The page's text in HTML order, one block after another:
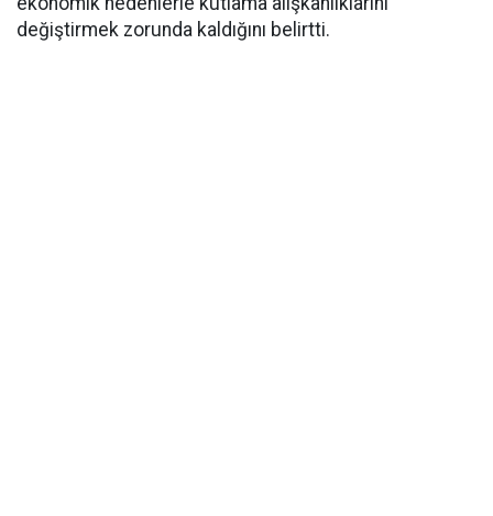
değiştirmek zorunda kaldığını belirtti.